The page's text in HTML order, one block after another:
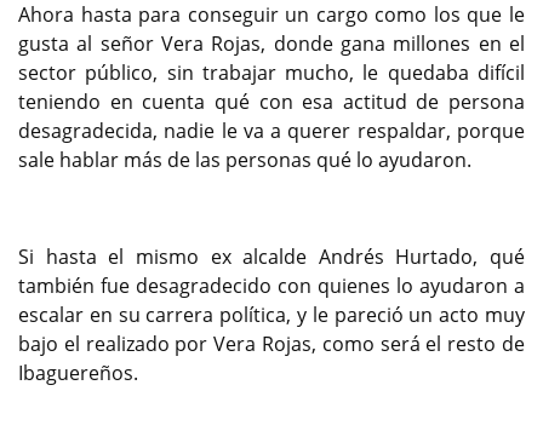
Ahora hasta para conseguir un cargo como los que le
gusta al señor Vera Rojas, donde gana millones en el
sector público, sin trabajar mucho, le quedaba difícil
teniendo en cuenta qué con esa actitud de persona
desagradecida, nadie le va a querer respaldar, porque
sale hablar más de las personas qué lo ayudaron.
Si hasta el mismo ex alcalde Andrés Hurtado, qué
también fue desagradecido con quienes lo ayudaron a
escalar en su carrera política, y le pareció un acto muy
bajo el realizado por Vera Rojas, como será el resto de
Ibaguereños.